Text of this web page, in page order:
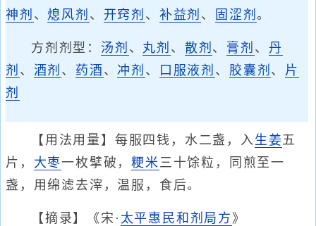
神剂 、熄风剂 、 开窍剂 、 补益剂 、 固涩剂。
方剂剂型： 汤剂 、 丸剂 、 散剂 、 膏剂 、 丹
剂 、 酒剂 、 药酒 、 冲剂 、 口服液剂 、 胶囊剂 、 片
剂
【用法用量】每服四钱，水二盏，入生姜五
片， 大枣一枚擘破，粳米三十馀粒，同煎至一
盏，用绵滤去滓，温服，食后。
【摘录】《宋· 太平惠民和剂局方 》